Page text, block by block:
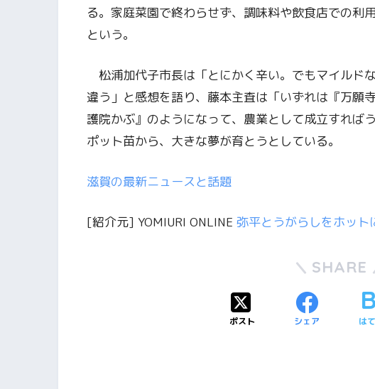
る。家庭菜園で終わらせず、調味料や飲食店での利
という。
松浦加代子市長は「とにかく辛い。でもマイルド
違う」と感想を語り、藤本主査は「いずれは『万願
護院かぶ』のようになって、農業として成立すれば
ポット苗から、大きな夢が育とうとしている。
滋賀の最新ニュースと話題
[紹介元] YOMIURI ONLINE 弥平とうがらしをホット
SHARE
ポスト シェア は